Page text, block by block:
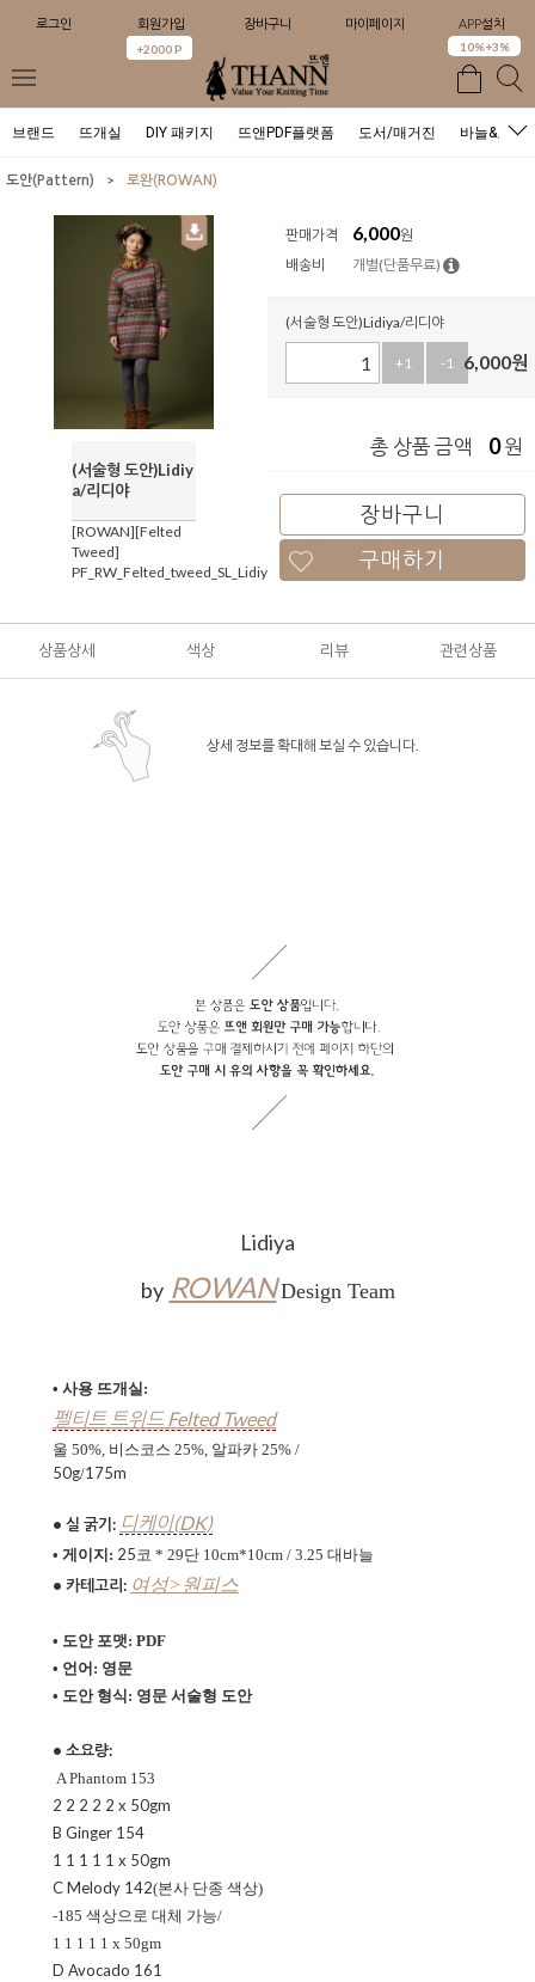
로그인 회원가입
+2000 P
장바구니 마이페이지 APP설치
10%+3%
브랜드 뜨개실 DIY 패키지 뜨앤PDF플랫폼 도서/매거진 바늘&도구
도안(Pattern) > 로완(ROWAN)
(서술형 도안)Lidiy
a/리디야
[ROWAN][Felted
Tweed]
PF_RW_Felted_tweed_SL_Lidiya
판매가격 6,000원
배송비
개별(단품무료)
(서술형 도안)Lidiya/리디야
+1 -1 6,000원
총 상품 금액 0원
장바구니
구매하기
상품상세 색상 리뷰 관련상품
상세 정보를 확대해 보실 수 있습니다.
Lidiya
by ROWANDesign Team
• 사용 뜨개실:
펠티트 트위드 Felted Tweed
울 50%, 비스코스 25%, 알파카 25% /
50g/175m
• 실 굵기: 디케이(DK)
• 게이지: 25코 * 29단 10cm*10cm / 3.25 대바늘
• 카테고리: 여성>원피스
• 도안 포맷: PDF
• 언어: 영문
• 도안 형식: 영문 서술형 도안
• 소요량:
A Phantom 153
2 2 2 2 2 x 50gm
B Ginger 154
1 1 1 1 1 x 50gm
C Melody 142(본사 단종 색상)
-185 색상으로 대체 가능/
1 1 1 1 1 x 50gm
D Avocado 161